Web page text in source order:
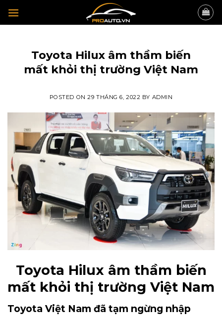
Toyota Hilux âm thầm biến
mất khỏi thị trường Việt Nam
POSTED ON29 THÁNG 6, 2022 BY ADMIN
Toyota Hilux âm thầm biến
mất khỏi thị trường Việt Nam
Toyota Việt Nam đã tạm ngừng nhập